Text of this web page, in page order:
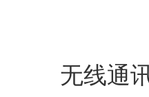
无线通